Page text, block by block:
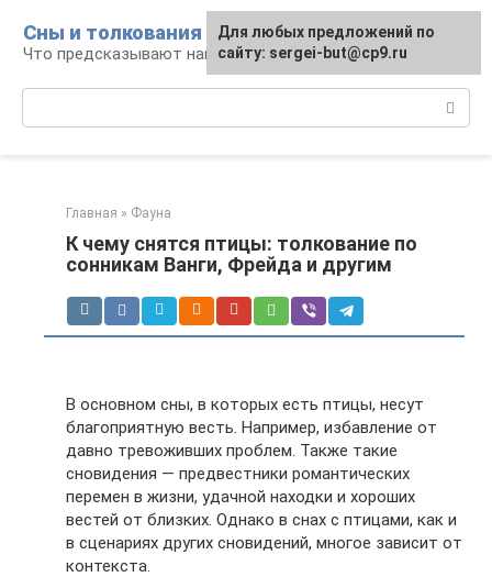
контенту
Сны и толкования
Что предсказывают нам наши сны
Главная » Фауна
К чему снятся птицы: толкование по
сонникам Ванги, Фрейда и другим
В основном сны, в которых есть птицы, несут
благоприятную весть. Например, избавление от
давно тревоживших проблем. Также такие
сновидения — предвестники романтических
перемен в жизни, удачной находки и хороших
вестей от близких. Однако в снах с птицами, как и
в сценариях других сновидений, многое зависит от
контекста.
Для любых предложений по
сайту: sergei-but@cp9.ru